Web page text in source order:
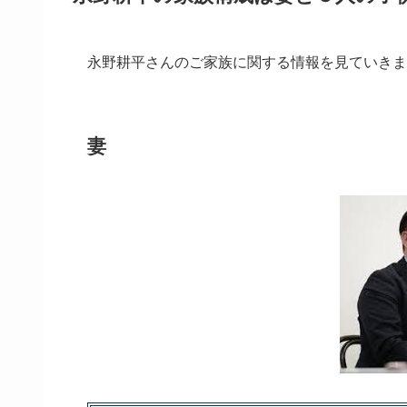
永野耕平さんのご家族に関する情報を見ていき
妻